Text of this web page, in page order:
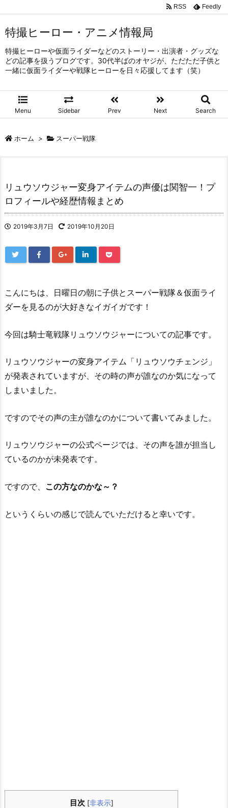
特撮ヒーロー・アニメ情報局
特撮ヒーローや仮面ライダーなどのストーリー・出演者・グッズな
どの記事を扱うブログです。30代半ばのオヤジが、ただただ子供と
一緒に仮面ライダーや戦隊ヒーローを日々応援してます（笑）
Menu Sidebar Prev Next Search
RSS Feedly
ホーム > スーパー戦隊
リュウソウジャー変身アイテムの声優は関智一！プ
ロフィールや経歴情報まとめ
2019年3月7日 2019年10月20日
こんにちは、日曜日の朝に子供とスーパー戦隊＆仮面ライ
ダーを見るのが大好きなイガイガです！
今回は騎士竜戦隊リュウソウジャーについての記事です。
リュウソウジャーの変身アイテム「リュウソウチェンジ」
が発表されていますが、その時の声が誰なのか気になって
しまいました。
ですのでその声の主が誰なのかについて書いてみました。
リュウソウジャーの公式ページでは、その声を誰が担当し
ているのかが未発表です。
ですので、 この方なのかな～？
というくらいの感じで読んでいただけると幸いです。
目次 [非表示]